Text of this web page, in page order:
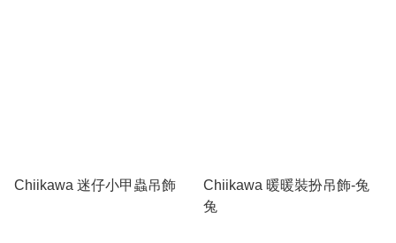
Chiikawa 迷仔小甲蟲吊飾
Chiikawa 暖暖裝扮吊飾-兔
兔